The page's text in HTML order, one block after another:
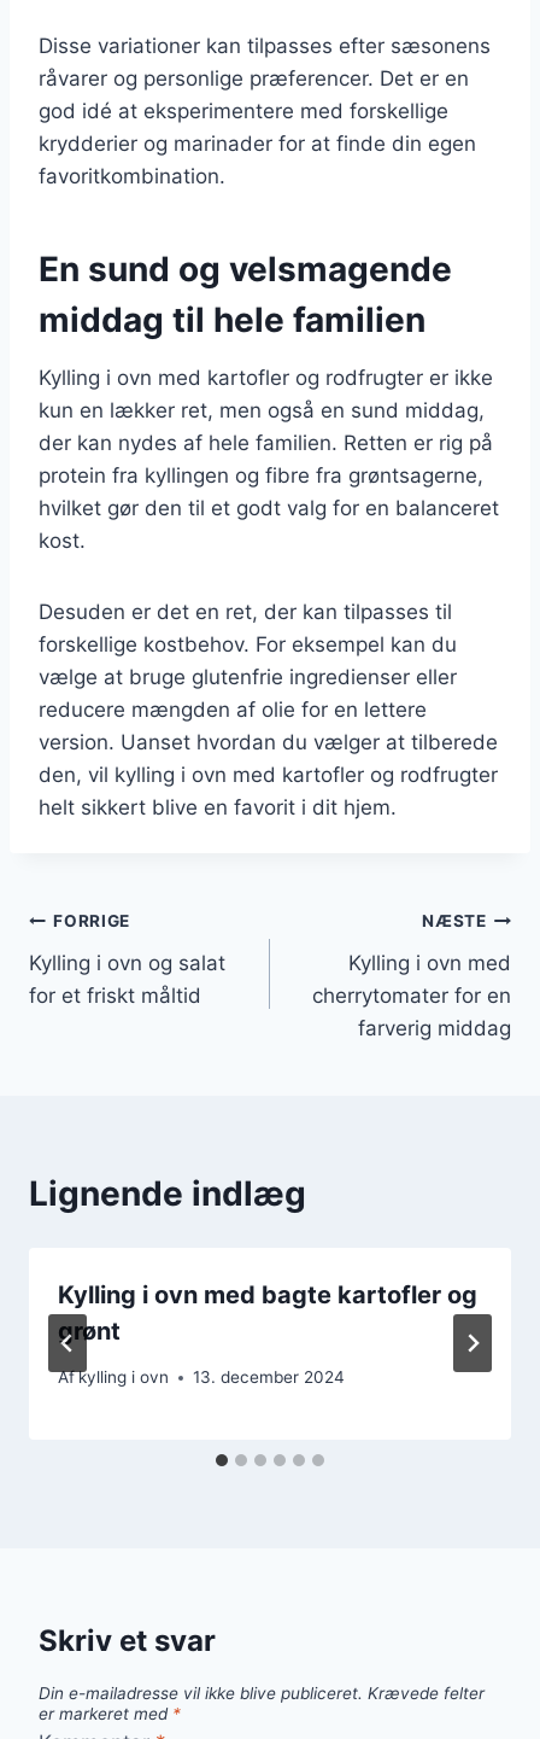
Disse variationer kan tilpasses efter sæsonens
råvarer og personlige præferencer. Det er en
god idé at eksperimentere med forskellige
krydderier og marinader for at finde din egen
favoritkombination.
En sund og velsmagende
middag til hele familien
Kylling i ovn med kartofler og rodfrugter er ikke
kun en lækker ret, men også en sund middag,
der kan nydes af hele familien. Retten er rig på
protein fra kyllingen og fibre fra grøntsagerne,
hvilket gør den til et godt valg for en balanceret
kost.
Desuden er det en ret, der kan tilpasses til
forskellige kostbehov. For eksempel kan du
vælge at bruge glutenfrie ingredienser eller
reducere mængden af olie for en lettere
version. Uanset hvordan du vælger at tilberede
den, vil kylling i ovn med kartofler og rodfrugter
helt sikkert blive en favorit i dit hjem.
Indlægsnavigation
FORRIGE
Kylling i ovn og salat
for et friskt måltid
NÆSTE
Kylling i ovn med
cherrytomater for en
farverig middag
Lignende indlæg
Kylling i ovn med bagte kartofler og
grønt
Afkylling i ovn 13. december 2024
Skriv et svar
Din e-mailadresse vil ikke blive publiceret. Krævede felter
er markeret med *